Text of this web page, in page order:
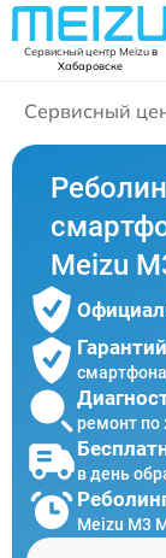
Сервисный центр Meizuв
Хабаровске
Сервисный
Meizu
ремонт
в день
Meizu M3